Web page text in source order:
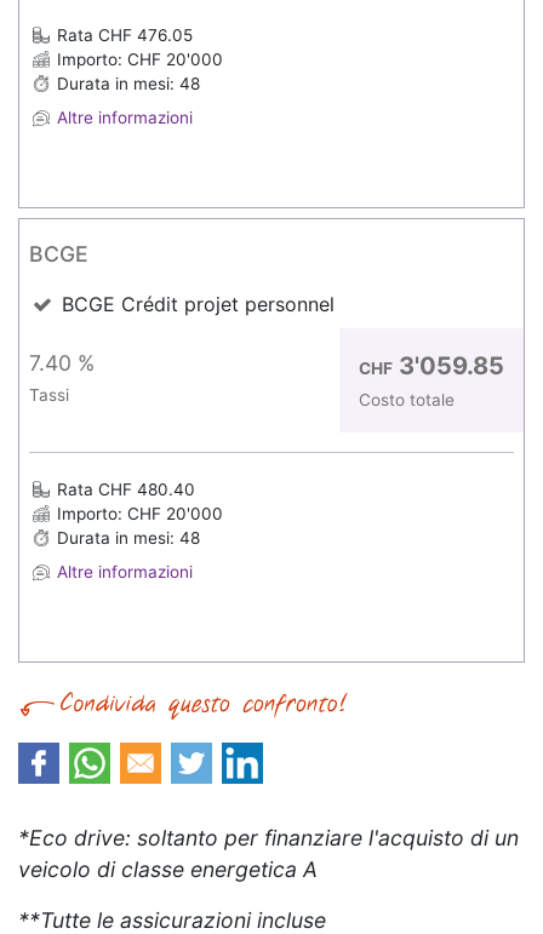
Rata CHF 476.05
Importo: CHF 20'000
Durata in mesi: 48
Altre informazioni
BCGE
BCGE Crédit projet personnel
7.40 %
Tassi
CHF 3'059.85
Costo totale
Rata CHF 480.40
Importo: CHF 20'000
Durata in mesi: 48
Altre informazioni
*Eco drive: soltanto per finanziare l'acquisto di un
veicolo di classe energetica A
**Tutte le assicurazioni incluse